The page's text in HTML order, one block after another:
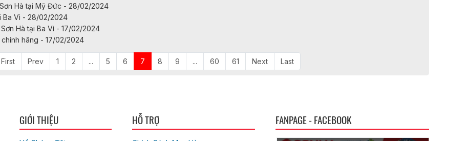
Hà tại Mỹ Đức - 28/02/2024
Ba Vì - 28/02/2024
Hà tại Ba Vì - 17/02/2024
chính hãng - 17/02/2024
First Prev 1 2 ... 5 6 7 8 9 ... 60 61 Next Last
GIỚI THIỆU HỖ TRỢ FANPAGE - FACEBOOK